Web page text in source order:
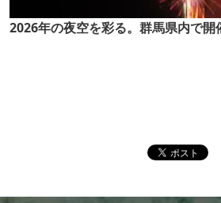
2026年の夜空を彩る。群馬県内で